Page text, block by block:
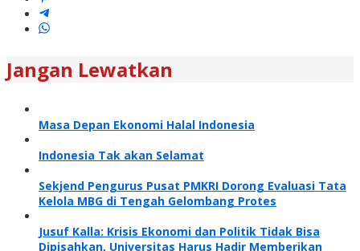
Jangan Lewatkan
Masa Depan Ekonomi Halal Indonesia
Indonesia Tak akan Selamat
Sekjend Pengurus Pusat PMKRI Dorong Evaluasi Tata
Kelola MBG di Tengah Gelombang Protes
Jusuf Kalla: Krisis Ekonomi dan Politik Tidak Bisa
Dipisahkan, Universitas Harus Hadir Memberikan